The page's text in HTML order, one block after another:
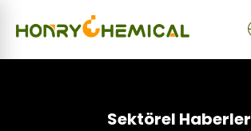
Sektörel Haberler